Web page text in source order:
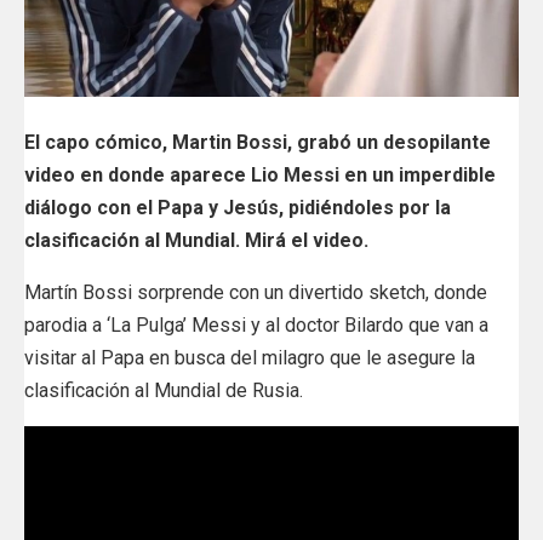
El capo cómico, Martin Bossi, grabó un desopilante
video en donde aparece Lio Messi en un imperdible
diálogo con el Papa y Jesús, pidiéndoles por la
clasificación al Mundial. Mirá el video.
Martín Bossi sorprende con un divertido sketch, donde
parodia a ‘La Pulga’ Messi y al doctor Bilardo que van a
visitar al Papa en busca del milagro que le asegure la
clasificación al Mundial de Rusia.